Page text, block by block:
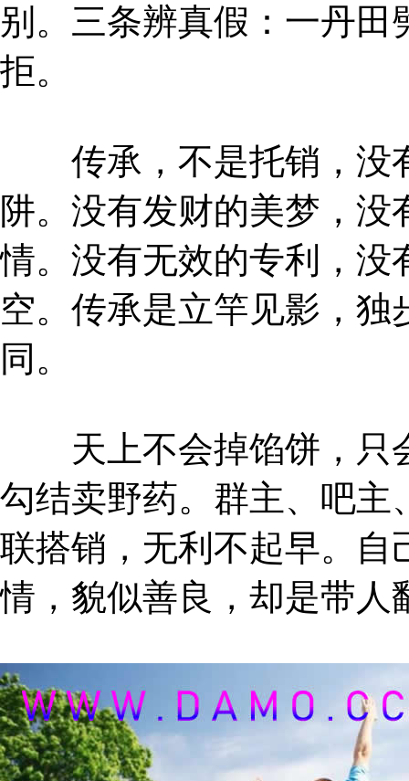
别。三条辨真假：一丹
拒。
传承，不是托销，没
阱。没有发财的美梦，
情。没有无效的专利，没
空。传承是立竿见影，
同。
天上不会掉馅饼，只
勾结卖野药。群主、吧主
联搭销，无利不起早。自
情，貌似善良，却是带人